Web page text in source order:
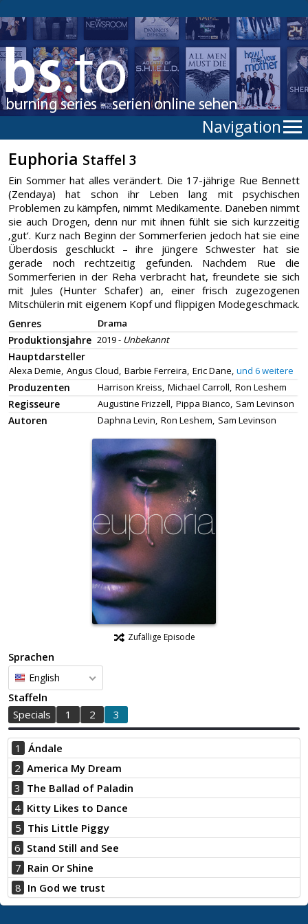
Navigation
Euphoria Staffel 3
Ein Sommer hat alles verändert. Die 17-jährige Rue Bennett
(Zendaya) hat schon ihr Leben lang mit psychischen
Problemen zu kämpfen, nimmt Medikamente. Daneben nimmt
sie auch Drogen, denn nur mit ihnen fühlt sie sich kurzzeitig
‚gut‘. Kurz nach Beginn der Sommerferien jedoch hat sie eine
Überdosis geschluckt – ihre jüngere Schwester hat sie
gerade noch rechtzeitig gefunden. Nachdem Rue die
Sommerferien in der Reha verbracht hat, freundete sie sich
mit Jules (Hunter Schafer) an, einer frisch zugezogenen
Mitschülerin mit eigenem Kopf und flippigen Modegeschmack.
Genres Drama
Produktionsjahre 2019 - Unbekannt
Hauptdarsteller
Alexa Demie, Angus Cloud, Barbie Ferreira, Eric Dane, und 6 weitere
Produzenten Harrison Kreiss, Michael Carroll, Ron Leshem
Regisseure Augustine Frizzell, Pippa Bianco, Sam Levinson
Autoren Daphna Levin, Ron Leshem, Sam Levinson
Zufällige Episode
Sprachen
English
Staffeln
Specials
1 2 3
1
Ándale
2 America My Dream
3 The Ballad of Paladin
4 Kitty Likes to Dance
5 This Little Piggy
6 Stand Still and See
7 Rain Or Shine
8 In God we trust